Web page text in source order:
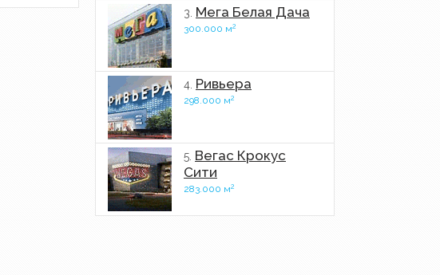
3. Мега Белая Дача
300.000 м2
4. Ривьера
298.000 м2
5. Вегас Крокус
Сити
283.000 м2